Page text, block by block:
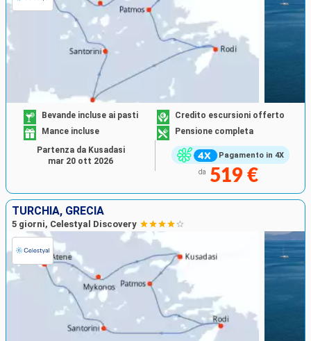
Pagamento in 4X
Bevande incluse ai pasti
Credito escursioni offerto
Mance incluse
Pensione completa
da 519 €
Partenza da Kusadasi
mar 20 ott 2026
TURCHIA, GRECIA
5 giorni, Celestyal Discovery